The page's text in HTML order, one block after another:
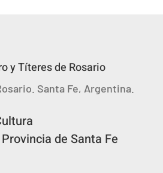
y Títeres de Rosario
Santa Fe, Argentina.
de Santa Fe